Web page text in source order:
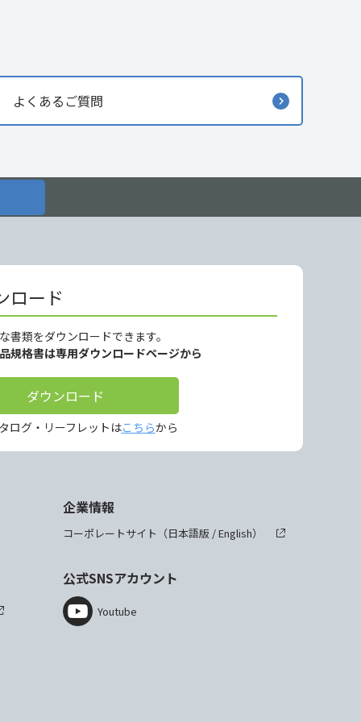
よくあるご質問
ロード
書類をダウンロードできます。
規格書は専用ダウンロードページから
ダウンロード
ログ・リーフレットはこちらから
企業情報
コーポレートサイト（日本語版 /English）
公式SNSアカウント
Youtube